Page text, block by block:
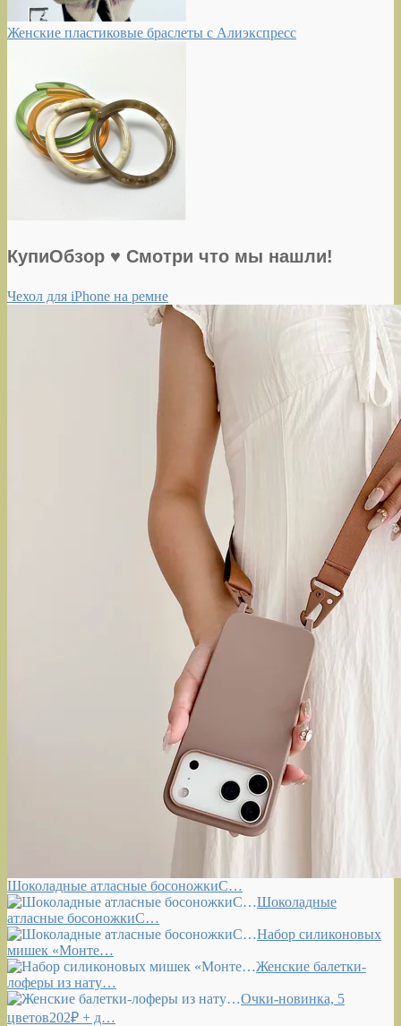
Женские пластиковые браслеты с Алиэкспресс
КупиОбзор ♥ Смотри что мы нашли!
Чехол для iPhone на ремне
Шоколадные атласные босоножкиС…
Шоколадные
атласные босоножкиС…
Набор силиконовых
мишек «Монте…
Женские балетки-
лоферы из нату…
Очки-новинка, 5
цветов202₽ + д…